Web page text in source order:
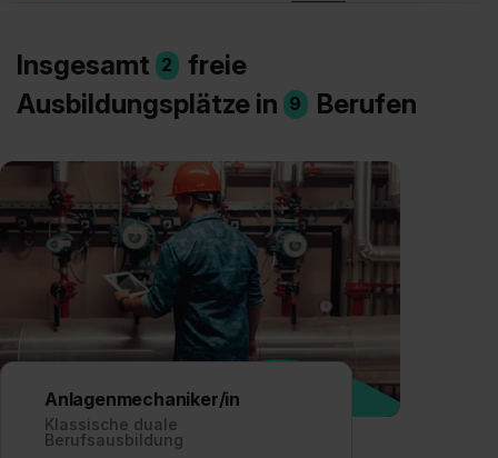
Insgesamt 2
freie
Ausbildungsplätze in 9 Berufen
Anlagenmechaniker/in
Klassische duale
Berufsausbildung